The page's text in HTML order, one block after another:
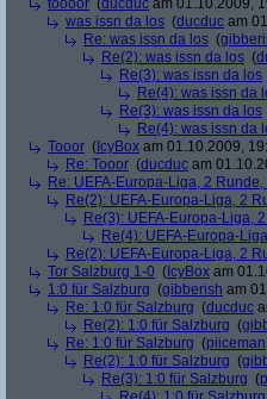
toooor (ducduc am 01.10.2009,
was issn da los (ducduc am
Re: was issn da los (
Re(2): was issn da los (
Re(3): was issn da los
Re(4): was issn da
Re(3): was issn da los
Re(4): was issn da
Tooor ( IcyBox am 01.10.2009,
Re: Tooor (ducduc am
Re: UEFA-Europa-Liga, 2
Re(2): UEFA-Europa-Liga, 2
Re(3): UEFA-Europa-Liga,
Re(4): UEFA-Europa-
Re(2): UEFA-Europa-Liga, 2
Tor Salzburg 1-0 ( IcyBox am
1:0 für Salzburg (gibberish am
Re: 1:0 für Salzburg (ducduc
Re(2): 1:0 für Salzburg (
Re: 1:0 für Salzburg (piiceman
Re(2): 1:0 für Salzburg (
Re(3): 1:0 für Salzburg (